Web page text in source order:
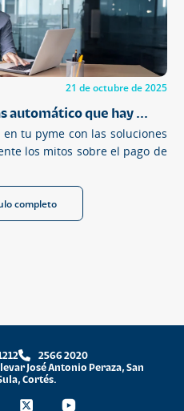
21 de octubre de 2025
automático que hay ...
tu pyme con las soluciones
los mitos sobre el pago de
completo
2566 2020
José Antonio Peraza, San
Cortés.